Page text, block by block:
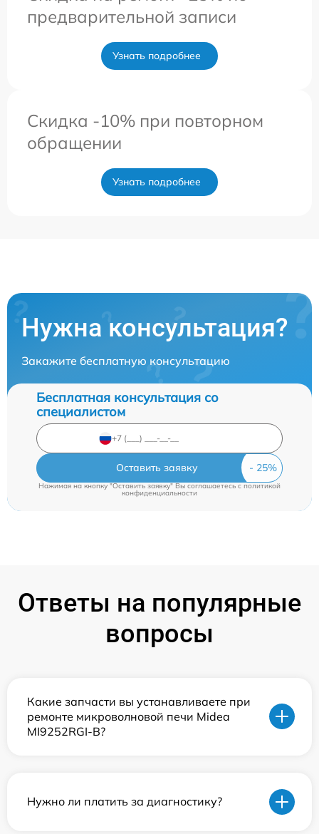
предварительной записи
Узнать подробнее
Скидка -10% при повторном
обращении
Узнать подробнее
Нужна консультация?
Закажите бесплатную консультацию
Бесплатная консультация со
специалистом
Оставить заявку
Нажимая на кнопку "Оставить заявку" Вы соглашаетесь cполитикой
конфиденциальности
Ответы на популярные
вопросы
Какие запчасти вы устанавливаете при
ремонте микроволновой печи Midea
MI9252RGI-B?
Нужно ли платить за диагностику?